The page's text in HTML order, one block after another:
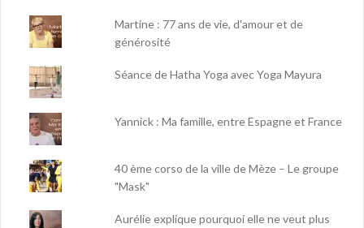
Martine : 77 ans de vie, d'amour et de
générosité
Séance de Hatha Yoga avec Yoga Mayura
Yannick : Ma famille, entre Espagne et France
40 ème corso de la ville de Mèze – Le groupe
"Mask"
Aurélie explique pourquoi elle ne veut plus